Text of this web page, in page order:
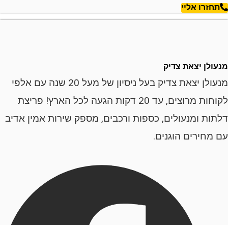
אליי
יצאת צדיק
מנעולן יצאת צדיק בעל ניסיון של מעל 20 שנה עם אלפי
לקוחות מרוצים, עד 20 דקות הגעה לכל הארץ! פריצת
ומנעולים, כספות ורכבים, מספק שירות אמין אדיב
הוגנים.